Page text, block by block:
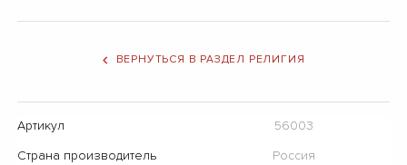
ВЕРНУТЬСЯ В РАЗДЕЛ РЕЛИГИЯ
Артикул
56003
Страна производитель
Россия